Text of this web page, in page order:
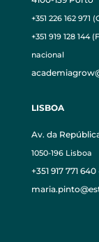
+351 226 162
+351 919 128
nacional
LISBOA
Av. da
1050-196 Lisboa
+351 917 771 640